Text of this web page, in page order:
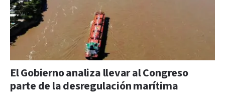
El Gobierno analiza llevar al Congreso
parte de la desregulación marítima